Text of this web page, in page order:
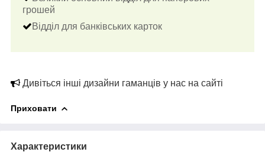
грошей
Відділ для банківських карток
Дивіться інші дизайни гаманців у нас на сайті
Приховати
Характеристики